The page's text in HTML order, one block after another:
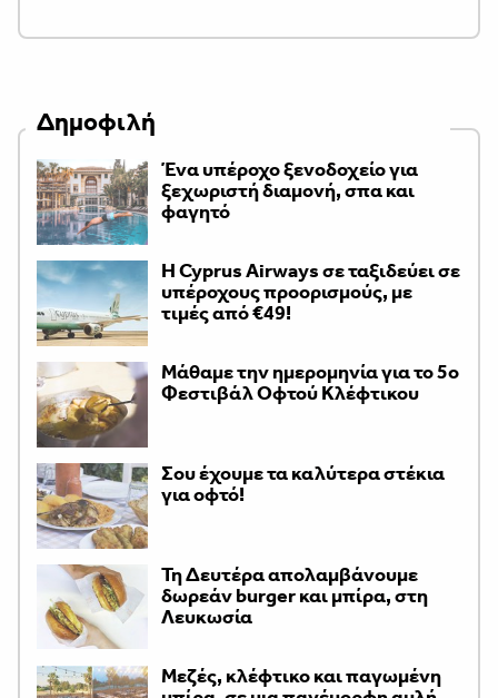
Δημοφιλή
Ένα υπέροχο ξενοδοχείο για
ξεχωριστή διαμονή, σπα και
φαγητό
H Cyprus Airways σε ταξιδεύει σε
υπέροχους προορισμούς, με
τιμές από €49!
Μάθαμε την ημερομηνία για το 5ο
Φεστιβάλ Οφτού Κλέφτικου
Σου έχουμε τα καλύτερα στέκια
για οφτό!
Τη Δευτέρα απολαμβάνουμε
δωρεάν burger και μπίρα, στη
Λευκωσία
Μεζές, κλέφτικο και παγωμένη